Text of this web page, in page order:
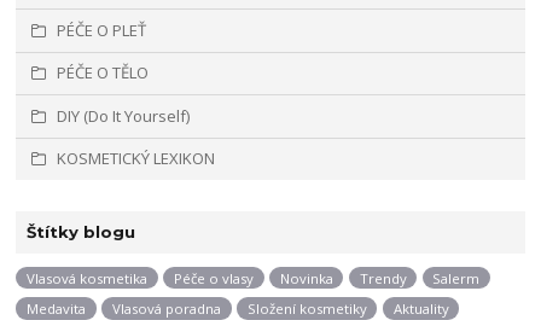
PÉČE O PLEŤ
PÉČE O TĚLO
DIY (Do It Yourself)
KOSMETICKÝ LEXIKON
Štítky blogu
Vlasová kosmetika Péče o vlasy Novinka Trendy
Salerm
Medavita
Vlasová poradna Složení kosmetiky
Aktuality